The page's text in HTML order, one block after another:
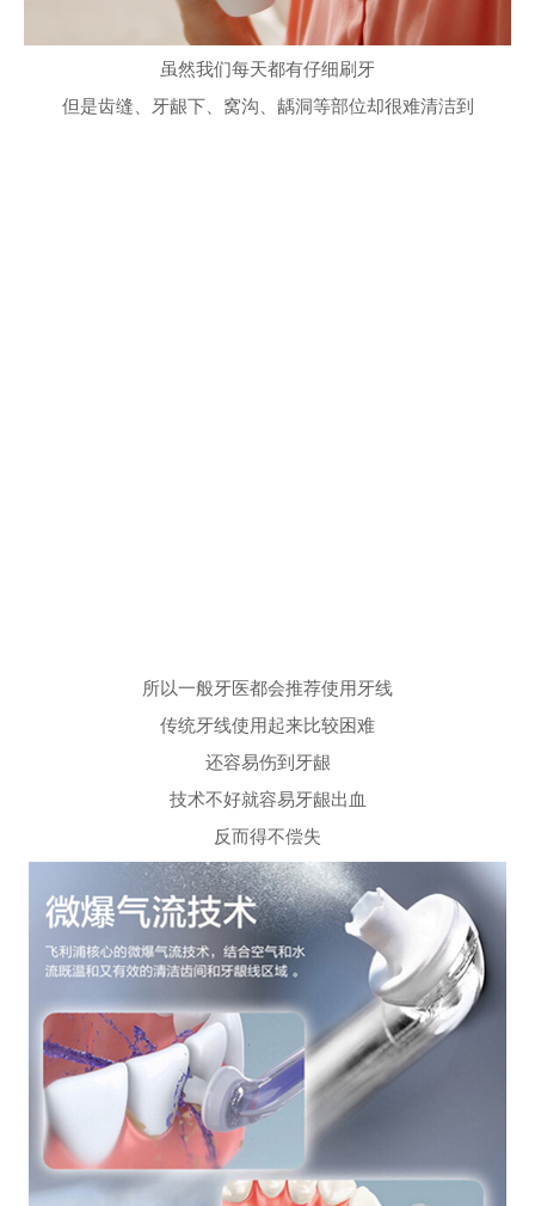
虽然我们每天都有仔细刷牙
但是齿缝、牙龈下、窝沟、龋洞等部位却很难清洁到
所以一般牙医都会推荐使用牙线
传统牙线使用起来比较困难
还容易伤到牙龈
技术不好就容易牙龈出血
反而得不偿失